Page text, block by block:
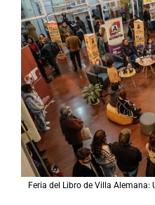
Feria del Libro de Villa Alemana: